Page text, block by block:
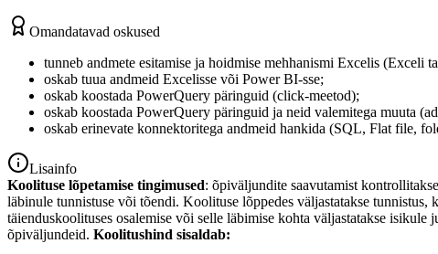
Omandatavad oskused
tunneb andmete esitamise ja hoidmise mehhanismi Excelis (Exceli
oskab tuua andmeid Excelisse või Power BI-sse;
oskab koostada PowerQuery päringuid (click-meetod);
oskab koostada PowerQuery päringuid ja neid valemitega muuta
oskab erinevate konnektoritega andmeid hankida (SQL, Flat file,
Lisainfo
Koolituse lõpetamise tingimused: õpiväljundite saavutamist
läbinule tunnistuse või tõendi. Koolituse lõppedes väljastatakse
täienduskoolituses osalemise või selle läbimise kohta väljastatakse
õpiväljundeid. Koolitushind sisaldab: